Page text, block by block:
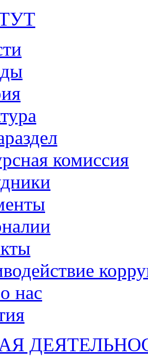
комиссия
нас